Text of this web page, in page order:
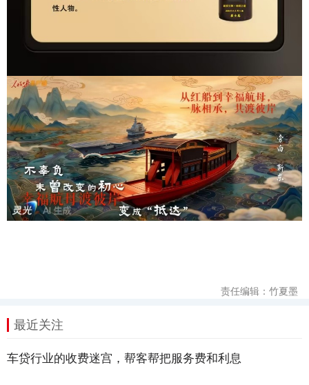
责任编辑：竹夏墨
最近关注
车贷行业的收费迷宫，帮客帮把服务费和利息